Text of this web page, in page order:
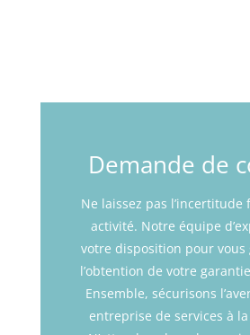
Demande de
Ne laissez pas l’incertitude
activité. Notre équipe
votre disposition pour vous
l’obtention de votre
Ensemble, sécurisons
entreprise de services à